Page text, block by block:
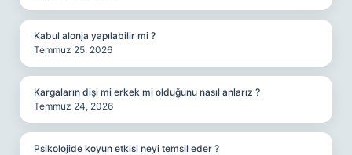
Kabul alonja yapılabilir mi ?
Temmuz 25, 2026
Kargaların dişi mi erkek mi olduğunu nasıl anlarız ?
Temmuz 24, 2026
Psikolojide koyun etkisi neyi temsil eder ?